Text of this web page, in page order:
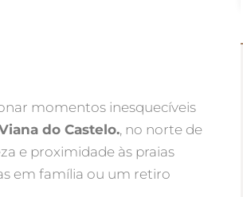
momentos inesquecíveis
do Castelo., no norte de
e proximidade às praias
em família ou um retiro